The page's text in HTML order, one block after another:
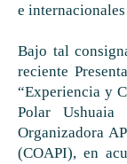
e
Bajo tal
reciente
“Experiencia y
Polar Ushuaia
Organizadora
(COAPI), en